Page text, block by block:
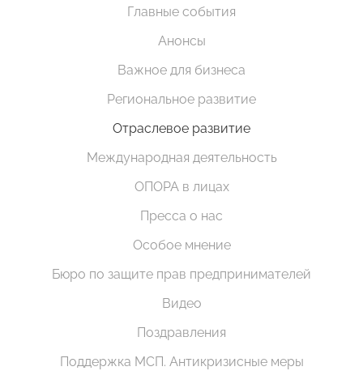
Главные события
Анонсы
Важное для бизнеса
Региональное развитие
Отраслевое развитие
Международная деятельность
ОПОРА в лицах
Пресса о нас
Особое мнение
Бюро по защите прав предпринимателей
Видео
Поздравления
Поддержка МСП. Антикризисные меры